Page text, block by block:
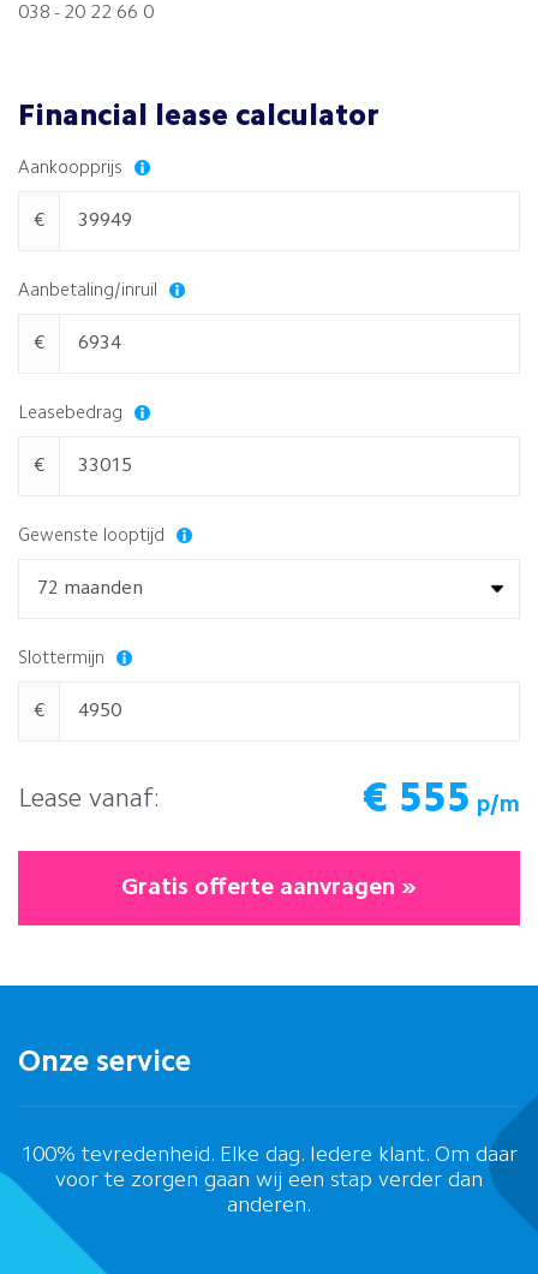
Financial lease calculator
Aankoopprijs
€
Aanbetaling/inruil
€
Leasebedrag
€
Gewenste looptijd
Slottermijn
€
Lease vanaf: € 555 p/m
Gratis offerte aanvragen »
038 - 20 22 66 0
Onze service
100% tevredenheid. Elke dag. Iedere klant. Om daar
voor te zorgen gaan wij een stap verder dan
anderen.